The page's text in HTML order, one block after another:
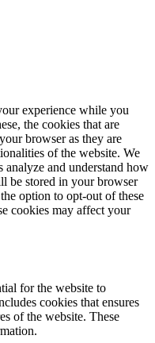
experience while you
the cookies that are
browser as they are
of the website. We
analyze and understand how
be stored in your browser
option to opt-out of these
cookies may affect your
for the website to
cookies that ensures
of the website. These